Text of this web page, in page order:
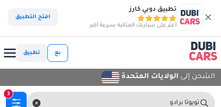
تطبيق دوبي كارز
اعثر على سيارتك المثالية بسرعة أكبر
افتح التطبيق
بع تطبيق
الشحن إلى الولايات المتحدة
تويوتا برادو
3